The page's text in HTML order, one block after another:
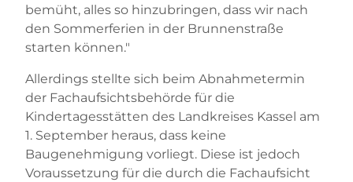
bemüht, alles so hinzubringen, dass wir nach
den Sommerferien in der Brunnenstraße
starten können."
Allerdings stellte sich beim Abnahmetermin
der Fachaufsichtsbehörde für die
Kindertagesstätten des Landkreises Kassel am
1. September heraus, dass keine
Baugenehmigung vorliegt. Diese ist jedoch
Voraussetzung für die durch die Fachaufsicht